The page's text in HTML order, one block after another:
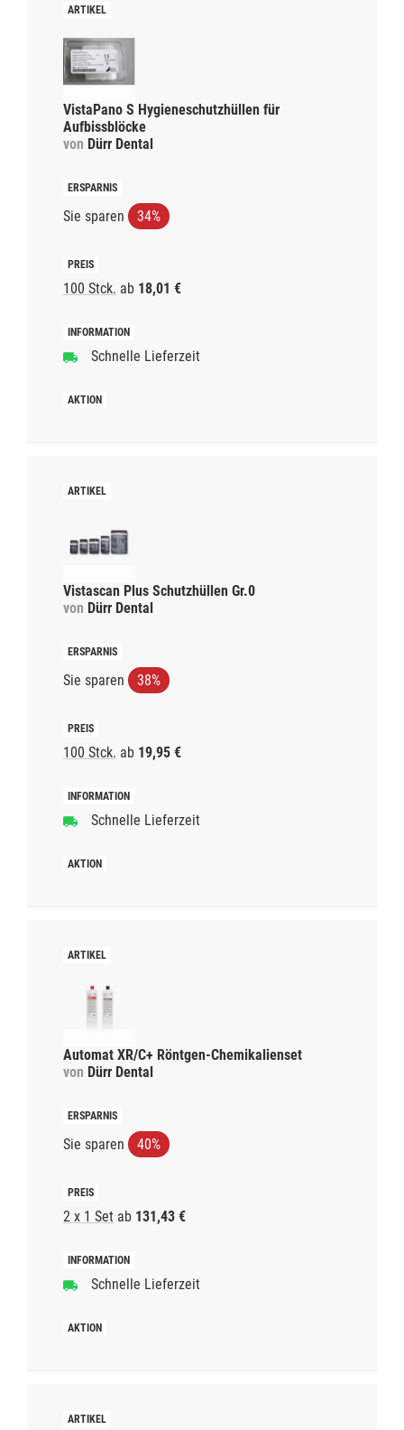
VistaPano S Hygieneschutzhüllen für
Aufbissblöcke
von Dürr Dental
Sie sparen 34%
100 Stck. ab 18,01 €
Schnelle Lieferzeit
Vistascan Plus Schutzhüllen Gr.0
von Dürr Dental
Sie sparen 38%
100 Stck. ab 19,95 €
Schnelle Lieferzeit
Automat XR/C+ Röntgen-Chemikalienset
von Dürr Dental
Sie sparen 40%
2 x 1 Set ab 131,43 €
Schnelle Lieferzeit